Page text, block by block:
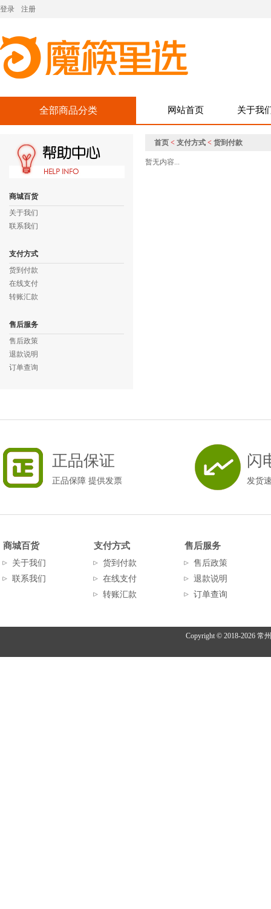
登录 注册
全部商品分类 网站首页 关于我
商城百货
关于我们
联系我们
支付方式
货到付款
在线支付
转账汇款
售后服务
售后政策
退款说明
订单查询
首页 < 支付方式 < 货到付款
暂无内容...
正品保证
正品保障 提供发票
闪
发货
商城百货
关于我们
联系我们
支付方式
货到付款
在线支付
转账汇款
售后服务
售后政策
退款说明
订单查询
Copyright © 2018-2026 常